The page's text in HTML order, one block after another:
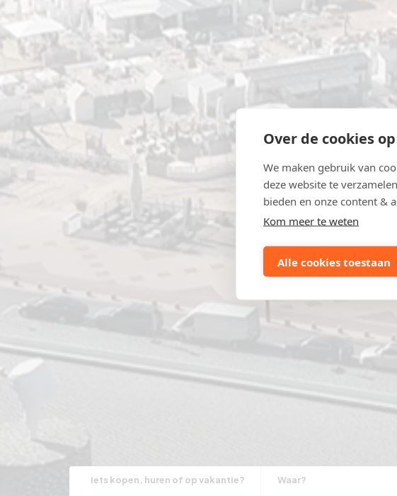
Iets kopen, huren of op vakantie? Waar?
Over de cookies
We maken gebruik van
deze website te
bieden en onze content &
Kom meer te weten
Alle cookies toestaan